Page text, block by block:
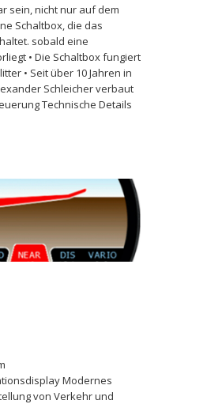
sein, nicht nur auf dem
Schaltbox, die das
sobald eine
• Die Schaltbox fungiert
• Seit über 10 Jahren in
Schleicher verbaut
Technische Details
Modernes
von Verkehr und